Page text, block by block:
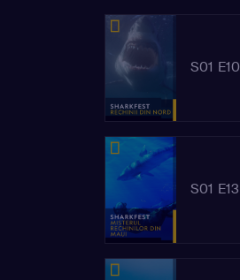
S01 E10
S01 E13